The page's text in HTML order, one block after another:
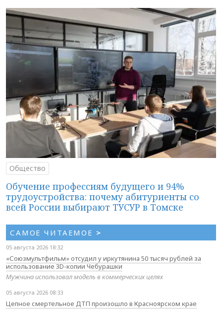
Общество
Обучение профессиям будущего и 94%
трудоустройства: почему абитуриенты со
всей России выбирают ТУСУР в Томске
САМОЕ ЧИТАЕМОЕ >
05 августа 2026 18:32
«Союзмультфильм» отсудил у иркутянина 50 тысяч рублей за
использование 3D-копии Чебурашки
Мужчина использовал модель в коммерческих целях
05 августа 2026 08:33
Цепное смертельное ДТП произошло в Красноярском крае